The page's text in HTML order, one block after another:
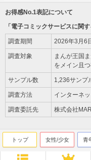
お得感No.1表記について
「電子コミックサービスに関
調査期間 2026年3月6
調査対象
まんが王国
をメイン且
サンプル数 1,236サンプ
調査方法 インターネ
調査委託先 株式会社
トップ 女性/少女 青